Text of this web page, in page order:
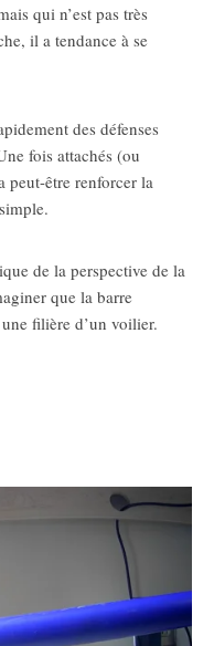
qui n’est pas très
il a tendance à se
des défenses
fois attachés (ou
peut-être renforcer la
de la perspective de la
que la barre
filière d’un voilier.